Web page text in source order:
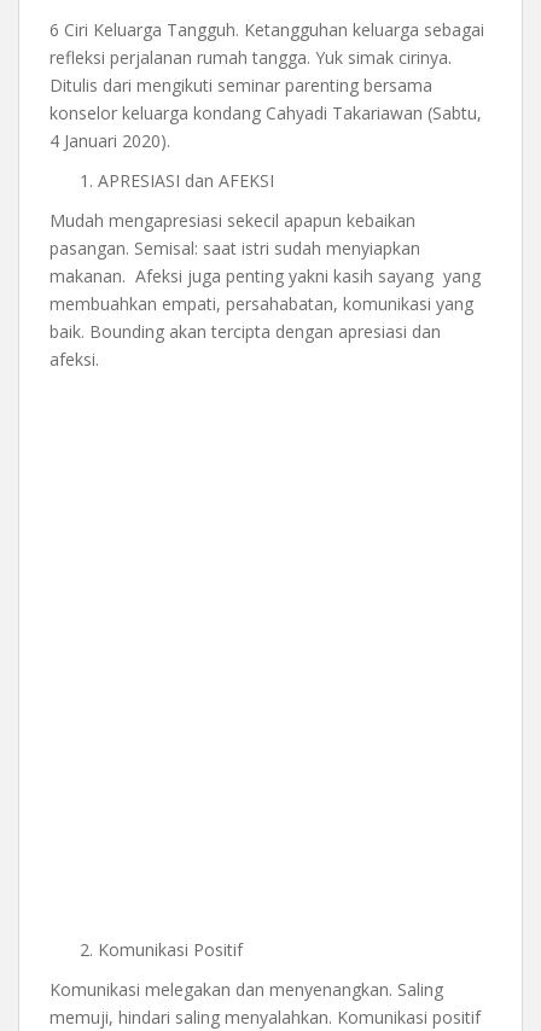
6 Ciri Keluarga Tangguh. Ketangguhan keluarga sebagai
refleksi perjalanan rumah tangga. Yuk simak cirinya.
Ditulis dari mengikuti seminar parenting bersama
konselor keluarga kondang Cahyadi Takariawan (Sabtu,
4 Januari 2020).
APRESIASI dan AFEKSI
Mudah mengapresiasi sekecil apapun kebaikan
pasangan. Semisal: saat istri sudah menyiapkan
makanan. Afeksi juga penting yakni kasih sayang yang
membuahkan empati, persahabatan, komunikasi yang
baik. Bounding akan tercipta dengan apresiasi dan
afeksi.
Komunikasi Positif
Komunikasi melegakan dan menyenangkan. Saling
memuji, hindari saling menyalahkan. Komunikasi positif